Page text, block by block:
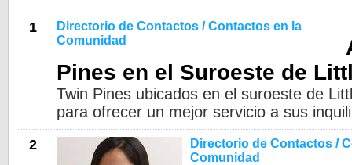
1
Directorio de Contactos / Contactos en la
Comunidad
Pines en el Suroeste de
Twin Pines ubicados en el suroeste de
para ofrecer un mejor servicio a sus
2
Directorio de Contactos /
Comunidad